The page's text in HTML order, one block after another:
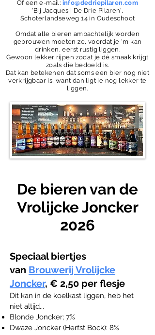
Of een e-mail: info@dedriepilaren.com
'Bij Jacques | De Drie Pilaren',
Schoterlandseweg 14 in Oudeschoot
Omdat alle bieren ambachtelijk worden
gebrouwen moeten ze, voordat je 'm kan
drinken, eerst rustig liggen.
Gewoon lekker rijpen zodat je dé smaak krijgt
zoals die bedoeld is.
Dat kan betekenen dat soms een bier nog niet
verkrijgbaar is, want dan ligt ie nog lekker te
liggen.
De bieren van de
Vrolijcke Joncker
2026
Speciaal biertjes
van Brouwerij Vrolijcke
Joncker, € 2,50 per flesje
Dit kan in de koelkast liggen, heb het
niet altijd...
Blonde Joncker; 7%
Dwaze Joncker (Herfst Bock): 8%